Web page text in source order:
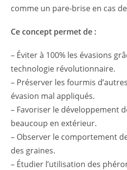
comme un pare-brise en cas
Ce concept permet de :
– Éviter à 100% les évasions
technologie révolutionnaire.
– Préserver les fourmis
évasion mal appliqués.
– Favoriser le développement
beaucoup en extérieur.
– Observer le comportement
des graines.
– Étudier l’utilisation des